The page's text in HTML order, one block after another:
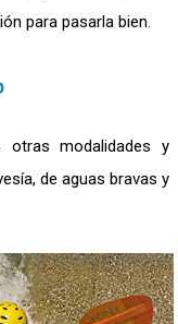
para pasarla bien.
otras modalidades y
de aguas bravas y